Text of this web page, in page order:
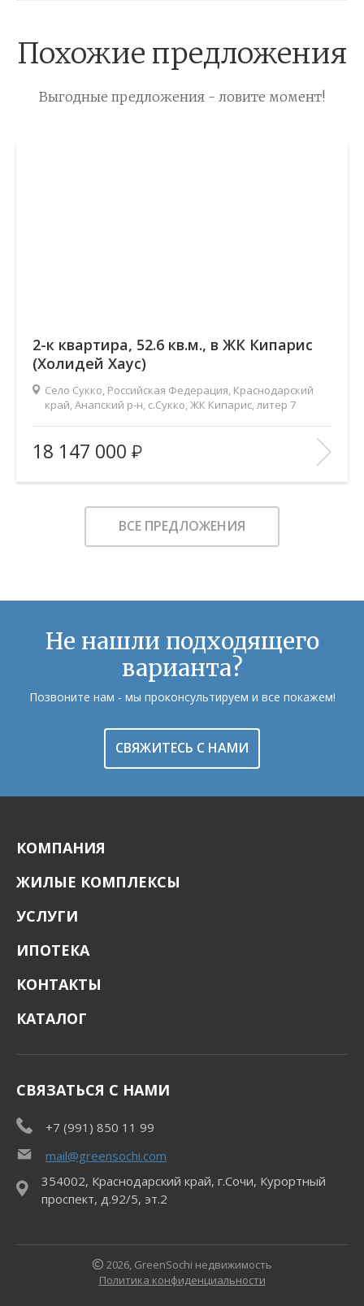
Похожие предложения
Выгодные предложения - ловите момент!
2-к квартира, 52.6 кв.м., в ЖК Кипарис
(Холидей Хаус)
Село Сукко, Российская Федерация, Краснодарский
край, Анапский р-н, с.Сукко, ЖК Кипарис, литер 7
Площадь (общ/жил/кух), м2:
52.6/21/20
Количество комнат:
2
Этаж:
6/8
В ИЗБРАННОЕ
18 147 000
ВСЕ ПРЕДЛОЖЕНИЯ
Не нашли подходящего
варианта?
Позвоните нам - мы проконсультируем и все покажем!
СВЯЖИТЕСЬ С НАМИ
КОМПАНИЯ
ЖИЛЫЕ КОМПЛЕКСЫ
УСЛУГИ
ИПОТЕКА
КОНТАКТЫ
КАТАЛОГ
СВЯЗАТЬСЯ С НАМИ
+7 (991) 850 11 99
mail@greensochi.com
354002, Краснодарский край, г.Сочи, Курортный
проспект, д.92/5, эт.2
2026, GreenSochi недвижимость
Политика конфиденциальности